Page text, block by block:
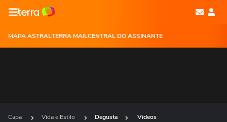
MAPA ASTRALTERRA MAILCENTRAL DO ASSINANTE
Capa Vida e Estilo Degusta Videos